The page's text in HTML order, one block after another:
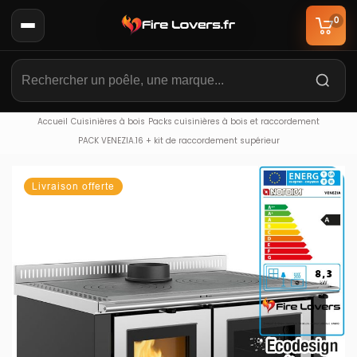
0
Accueil Cuisinières à bois Packs cuisinières à bois et raccordement
PACK VENEZIA.16 + kit de raccordement supérieur
Livraison offerte